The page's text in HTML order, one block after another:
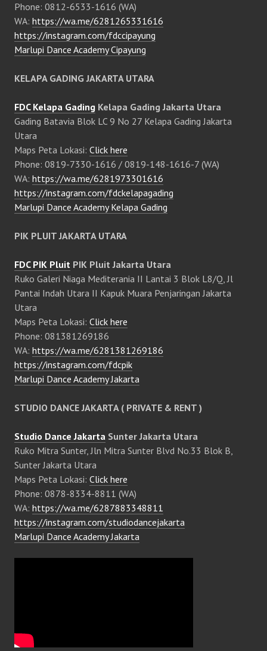
Phone: 0812-6533-1616 (WA)
WA: https://wa.me/6281265331616
https://instagram.com/fdccipayung
Marlupi Dance Academy Cipayung
KELAPA GADING JAKARTA UTARA
FDC Kelapa Gading Kelapa Gading Jakarta Utara
Gading Batavia Blok LC 9 No 27 Kelapa Gading Jakarta
Utara
Maps Peta Lokasi: Click here
Phone: 0819-7330-1616 / 0819-148-1616-7 (WA)
WA: https://wa.me/6281973301616
https://instagram.com/fdckelapagading
Marlupi Dance Academy Kelapa Gading
PIK PLUIT JAKARTA UTARA
FDC PIK Pluit PIK Pluit Jakarta Utara
Ruko Galeri Niaga Mediterania II Lantai 3 Blok L8/Q, Jl
Pantai Indah Utara II Kapuk Muara Penjaringan Jakarta
Utara
Maps Peta Lokasi: Click here
Phone: 081381269186
WA: https://wa.me/6281381269186
https://instagram.com/fdcpik
Marlupi Dance Academy Jakarta
STUDIO DANCE JAKARTA ( PRIVATE & RENT )
Studio Dance Jakarta Sunter Jakarta Utara
Ruko Mitra Sunter, Jln Mitra Sunter Blvd No.33 Blok B,
Sunter Jakarta Utara
Maps Peta Lokasi: Click here
Phone: 0878-8334-8811 (WA)
WA: https://wa.me/6287883348811
https://instagram.com/studiodancejakarta
Marlupi Dance Academy Jakarta